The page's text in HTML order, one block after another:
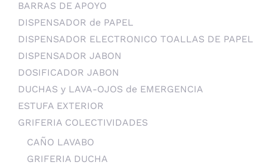
BARRAS DE APOYO
DISPENSADOR de PAPEL
DISPENSADOR ELECTRONICO TOALLAS DE PAPEL
DISPENSADOR JABON
DOSIFICADOR JABON
DUCHAS y LAVA-OJOS de EMERGENCIA
ESTUFA EXTERIOR
GRIFERIA COLECTIVIDADES
CAÑO LAVABO
GRIFERIA DUCHA